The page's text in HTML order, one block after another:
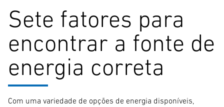
Sete fatores para
encontrar a fonte de
energia correta
Com uma variedade de opções de energia disponíveis,